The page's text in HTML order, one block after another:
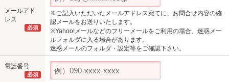
メールアド
レス
必須
※ご記入いただいたメールアドレス宛てに、お問合せ内容の確
認メールをお送りいたします。
※Yahoo!メールなどのフリーメールをご利用の場合、迷惑メー
ルフォルダに入る場合があります。
迷惑メールのフォルダ・設定等をご確認下さい。
電話番号
必須